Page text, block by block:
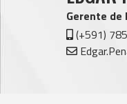
Gerente de
(+591)